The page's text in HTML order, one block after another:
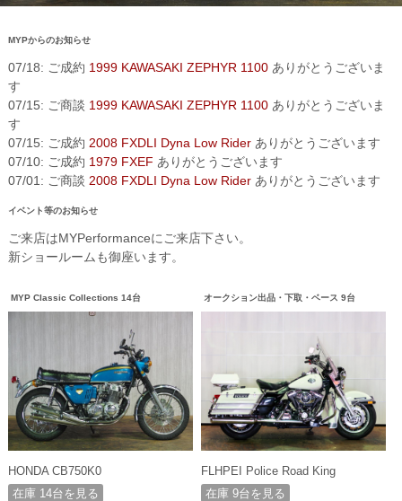
MYPからのお知らせ
07/18: ご成約 1999 KAWASAKI ZEPHYR 1100ありがとうございま
す
07/15: ご商談 1999 KAWASAKI ZEPHYR 1100ありがとうございま
す
07/15: ご成約 2008 FXDLI Dyna Low Riderありがとうございます
07/10: ご成約 1979 FXEF ありがとうございます
07/01: ご商談 2008 FXDLI Dyna Low Riderありがとうございます
イベント等のお知らせ
ご来店はMYPerformanceにご来店下さい。
新ショールームも御座います。
MYP Classic Collections 14台
HONDA CB750K0
在庫 14台を見る
オークション出品・下取・ベース 9台
FLHPEI Police Road King
在庫 9台を見る